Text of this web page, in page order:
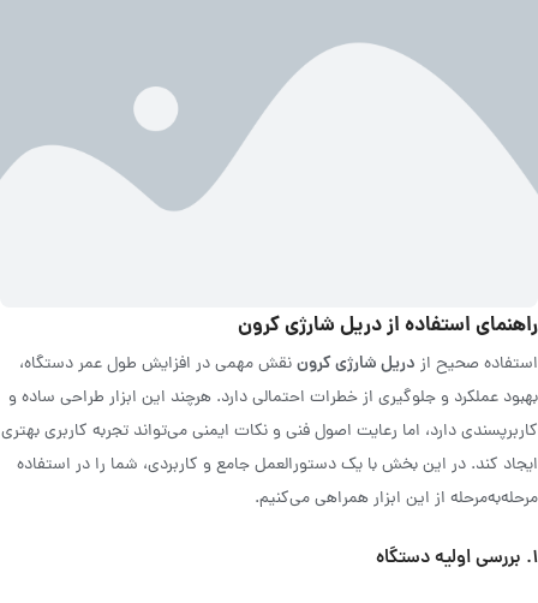
راهنمای استفاده از دریل شارژی کرون
استفاده صحیح از دریل شارژی کروننقش مهمی در افزایش طول عمر دستگاه،
بهبود عملکرد و جلوگیری از خطرات احتمالی دارد. هرچند این ابزار طراحی ساده و
کاربرپسندی دارد، اما رعایت اصول فنی و نکات ایمنی می‌تواند تجربه کاربری بهتری
ایجاد کند. در این بخش با یک دستورالعمل جامع و کاربردی، شما را در استفاده
مرحله‌به‌مرحله از این ابزار همراهی می‌کنیم.
۱. بررسی اولیه دستگاه